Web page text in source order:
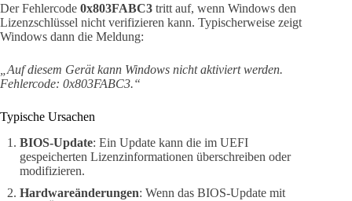
Der Fehlercode 0x803FABC3 tritt auf, wenn Windows den
Lizenzschlüssel nicht verifizieren kann. Typischerweise zeigt
Windows dann die Meldung:
„Auf diesem Gerät kann Windows nicht aktiviert werden.
Fehlercode: 0x803FABC3.“
Typische Ursachen
BIOS-Update: Ein Update kann die im UEFI
gespeicherten Lizenzinformationen überschreiben oder
modifizieren.
Hardwareänderungen: Wenn das BIOS-Update mit